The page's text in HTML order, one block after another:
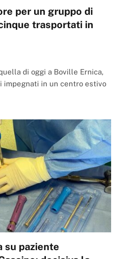
per un gruppo di
trasportati in
di oggi a Boville Ernica,
impegnati in un centro estivo
su paziente